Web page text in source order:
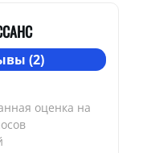
(2)
оценка на